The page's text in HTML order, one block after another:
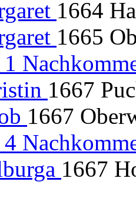
1664
1665
1667
1667
1667